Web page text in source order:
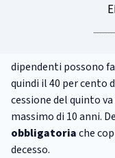
trattenuta
pensione, e non può
- della somma totale
dipendenti possono
quindi il 40 per cento
cessione del quinto
massimo di 10 anni.
obbligatoriache
decesso.